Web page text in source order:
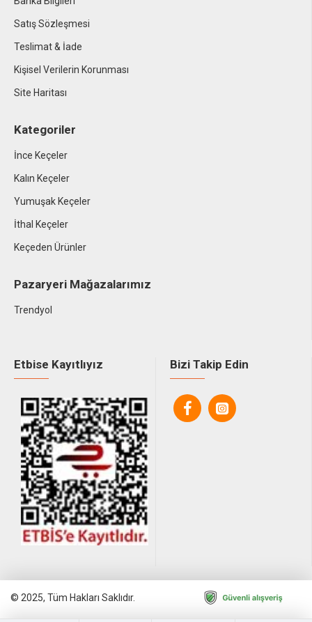
Satış Sözleşmesi
Teslimat & İade
Kişisel Verilerin Korunması
Site Haritası
Kategoriler
İnce Keçeler
Kalın Keçeler
Yumuşak Keçeler
İthal Keçeler
Keçeden Ürünler
Pazaryeri Mağazalarımız
Trendyol
Etbise Kayıtlıyız Bizi Takip Edin
© 2025, Tüm Hakları Saklıdır.